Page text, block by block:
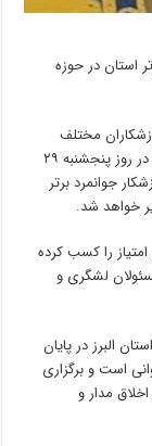
استان در حوزه
مختلف
استان از طریق هیئت‌های ورزشی در حال انجام است و در روز پنجشنبه ۲۹
در مجموعه تنیس جهانشهر کرج از ۱۰ ورزشکار جوانمرد برتر
خواهد شد.
را کسب کرده
لشگری و
البرز در پایان
است و برگزاری
مدار و